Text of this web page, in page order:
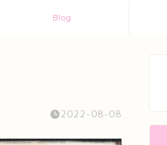
Blog
2022-08-08